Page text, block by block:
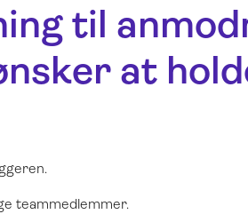
til
at
teammedlemmer.